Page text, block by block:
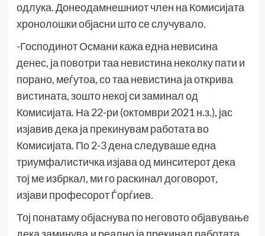
одлука. Донеодамнешниот член на Комисијата
хронолошки објасни што се случувало.
-Господинот Османи кажа една невисина
денес, ја повотри таа невистина неколку пати и
порано, меѓутоа, со таа невистина ја открива
вистината, зошто некој си заминал од
Комисијата. На 22-ри (октомври 2021 н.з.), јас
изјавив дека ја прекинувам работата во
Комисијата. По 2-3 дена следуваше една
триумфалистичка изјава од минситерот дека
тој ме избркал, ми го раскинал договорот,
изјави професорот Ѓорѓиев.
Тој понатаму објаснува по неговото објавување